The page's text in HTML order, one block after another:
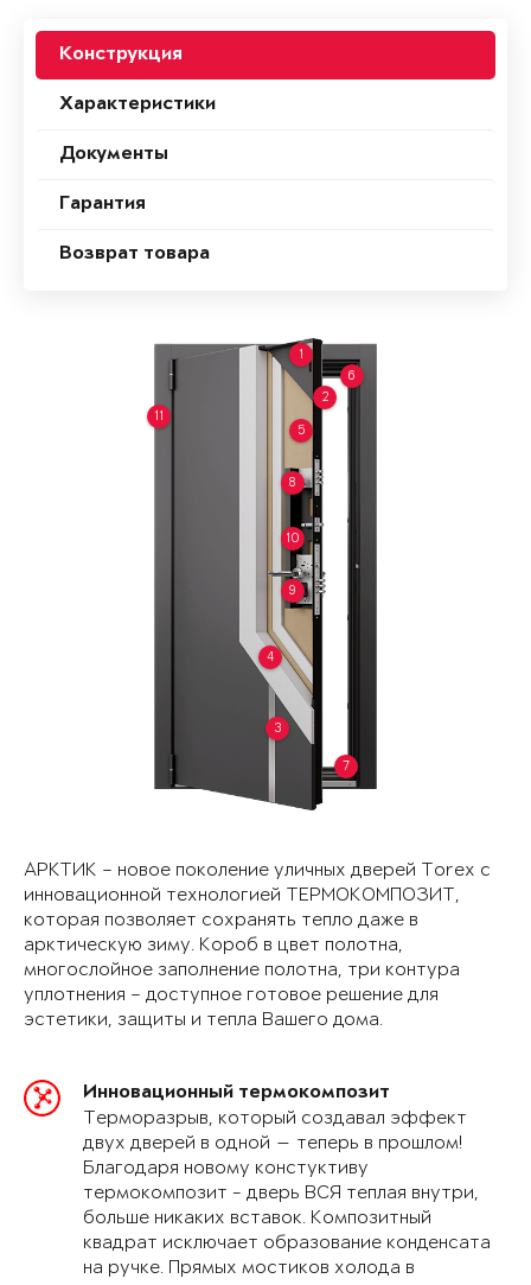
Конструкция
Характеристики
Документы
Гарантия
Возврат товара
1
2
3
4
5
6
7
8
9
10
11
АРКТИК – новое поколение уличных дверей Torex с
инновационной технологией ТЕРМОКОМПОЗИТ,
которая позволяет сохранять тепло даже в
арктическую зиму. Короб в цвет полотна,
многослойное заполнение полотна, три контура
уплотнения – доступное готовое решение для
эстетики, защиты и тепла Вашего дома.
Инновационный термокомпозит
Терморазрыв, который создавал эффект
двух дверей в одной — теперь в прошлом!
Благодаря новому констуктиву
термокомпозит - дверь ВСЯ теплая внутри,
больше никаких вставок. Композитный
квадрат исключает образование конденсата
на ручке. Прямых мостиков холода в